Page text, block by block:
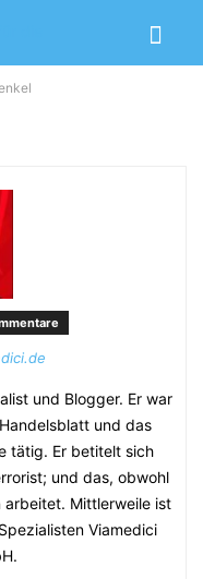
und Blogger. Er war
und das
tätig. Er betitelt sich
und das, obwohl
arbeitet. Mittlerweile ist
Viamedici